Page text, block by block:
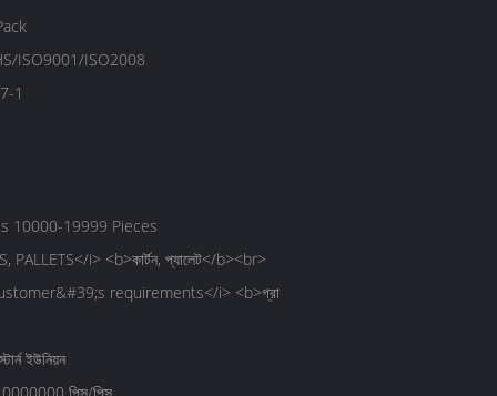
ISO9001/ISO2008
1
10000-19999 Pieces
PALLETS</i> <b>কার্টন, প্যালেট</b><br>
requirements</i> <b>গ্রা
ইউনিয়ন